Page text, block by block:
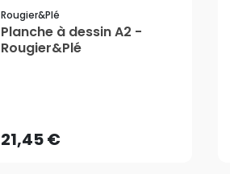
Rougier&plé
Planche à dessin A2 -
Rougier&Plé
21,45 €AJOUTER AU PANIER